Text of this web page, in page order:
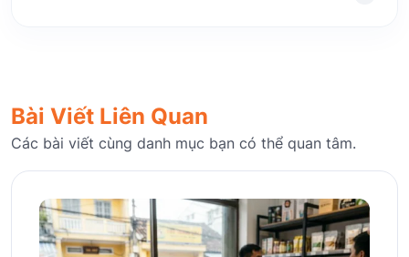
Bài Viết Liên Quan
Các bài viết cùng danh mục bạn có thể quan tâm.